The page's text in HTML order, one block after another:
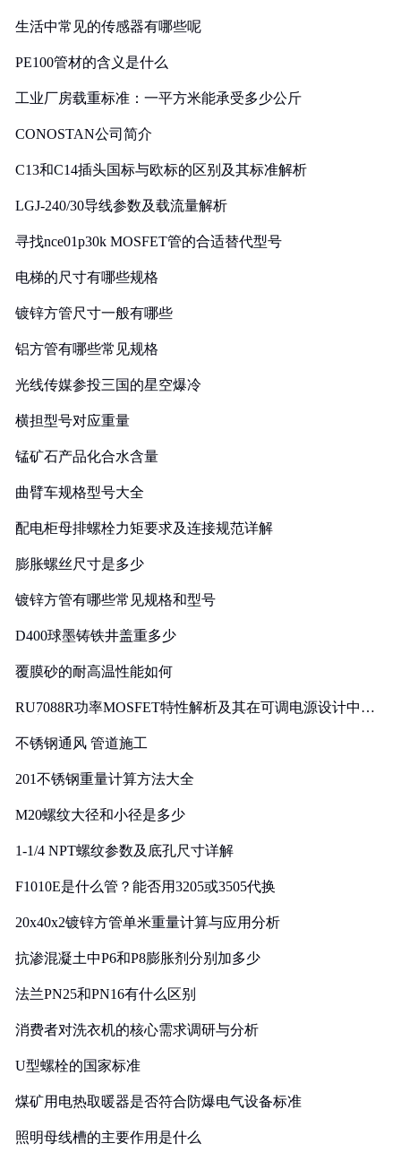
生活中常见的传感器有哪些呢
PE100管材的含义是什么
工业厂房载重标准：一平方米能承受多少公斤
CONOSTAN公司简介
C13和C14插头国标与欧标的区别及其标准解析
LGJ-240/30导线参数及载流量解析
寻找nce01p30k MOSFET管的合适替代型号
电梯的尺寸有哪些规格
镀锌方管尺寸一般有哪些
铝方管有哪些常见规格
光线传媒参投三国的星空爆冷
横担型号对应重量
锰矿石产品化合水含量
曲臂车规格型号大全
配电柜母排螺栓力矩要求及连接规范详解
膨胀螺丝尺寸是多少
镀锌方管有哪些常见规格和型号
D400球墨铸铁井盖重多少
覆膜砂的耐高温性能如何
RU7088R功率MOSFET特性解析及其在可调电源设计中的
不锈钢通风 管道施工
201不锈钢重量计算方法大全
M20螺纹大径和小径是多少
1-1/4 NPT螺纹参数及底孔尺寸详解
F1010E是什么管？能否用3205或3505代换
20x40x2镀锌方管单米重量计算与应用分析
抗渗混凝土中P6和P8膨胀剂分别加多少
法兰PN25和PN16有什么区别
消费者对洗衣机的核心需求调研与分析
U型螺栓的国家标准
煤矿用电热取暖器是否符合防爆电气设备标准
照明母线槽的主要作用是什么